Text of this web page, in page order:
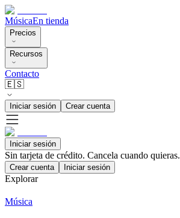
MúsicaEn tienda
Precios
Recursos
Contacto
🇪🇸
Iniciar sesión Crear cuenta
Iniciar sesión
Sin tarjeta de crédito. Cancela cuando quieras.
Crear cuenta Iniciar sesión
Explorar
Música